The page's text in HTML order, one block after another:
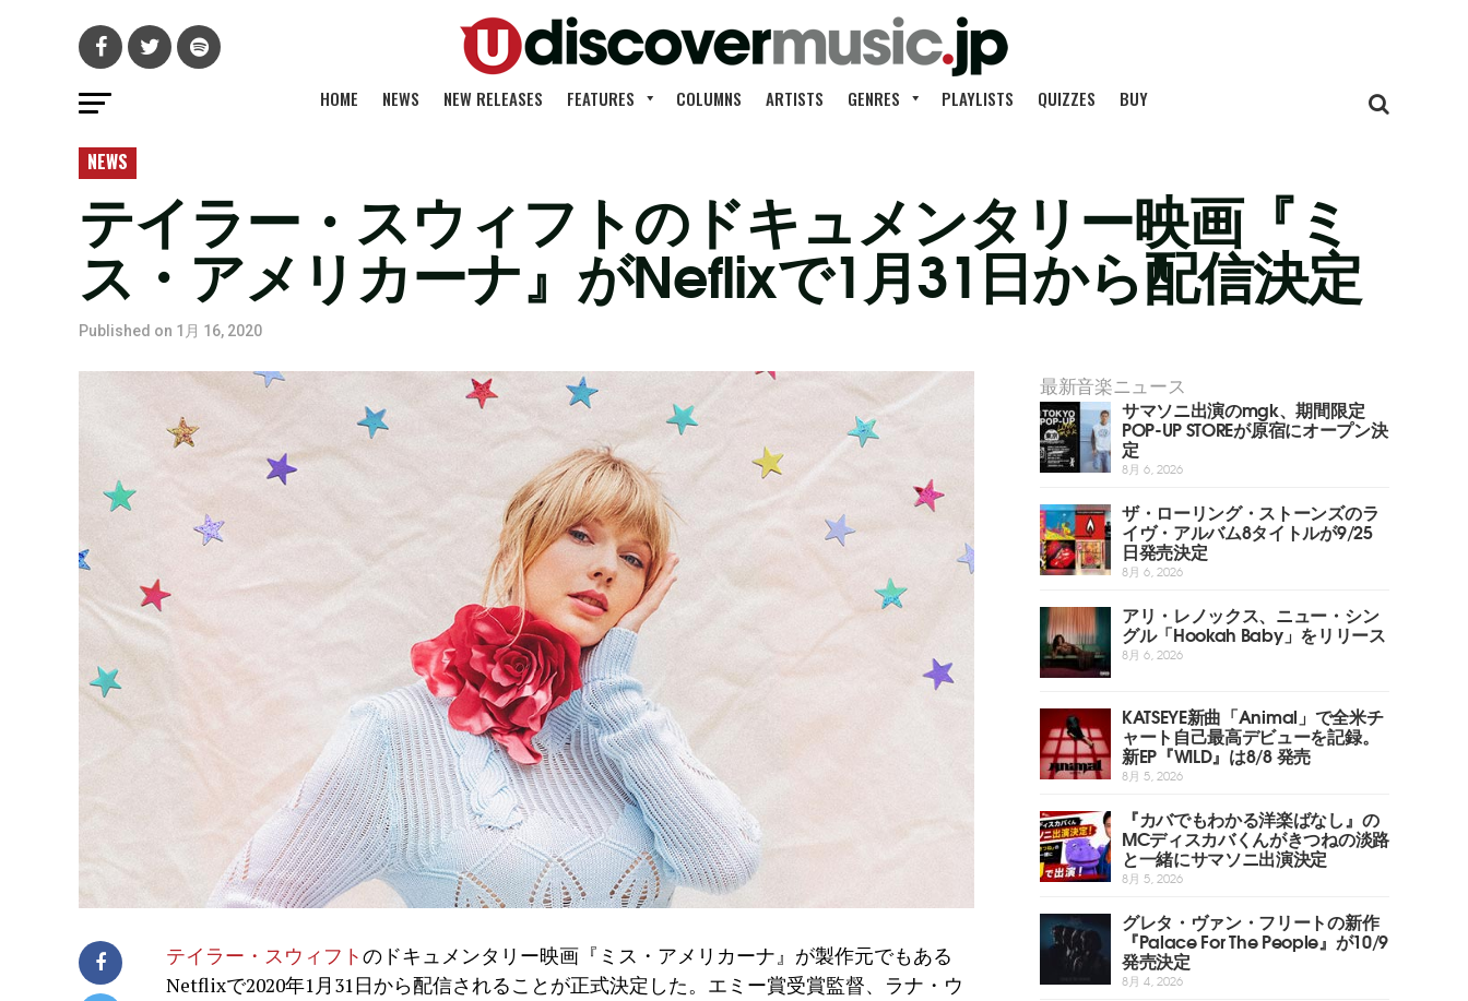
HOME NEWS NEW RELEASES FEATURES COLUMNS ARTISTS GENRES PLAYLISTS QUIZZES BUY
NEWS
テイラー・スウィフトのドキュメンタリー映画『ミ
ス・アメリカーナ』がNeflixで1月31日から配信決定
Published on 1月 16, 2020
テイラー・ スウィフトのドキュメンタリー映画『ミス・アメリカーナ』が製作元でもある
Netflixで2020年1月31日から配信されることが正式決定した。エミー賞受賞監督、ラナ・ウ
最新音楽ニュース
サマソニ出演のmgk、期間限定
POP-UP STOREが原宿にオープン決
定
8月 6, 2026
ザ・ローリング・ストーンズのラ
イヴ・アルバム8タイトルが9/25
日発売決定
8月 6, 2026
アリ・レノックス、ニュー・シン
グル「Hookah Baby」をリリース
8月 6, 2026
KATSEYE新曲「Animal」で全米チ
ャート自己最高デビューを記録。
新EP『WILD』は8/8 発売
8月 5, 2026
『カバでもわかる洋楽ばなし』の
MCディスカバくんがきつねの淡路
と一緒にサマソニ出演決定
8月 5, 2026
グレタ・ヴァン・フリートの新作
『Palace For The People』が10/9
発売決定
8月 4, 2026